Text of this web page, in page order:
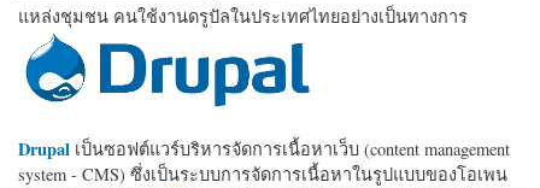
แหล่งชุมชน คนใช้งานดรูปัลในประเทศไทยอย่างเป็นทางการ
Drupal เป็นซอฟต์แวร์บริหารจัดการเนื้อหาเว็บ (content management
system - CMS) ซึ่งเป็นระบบการจัดการเนื้อหาในรูปแบบของโอเพน